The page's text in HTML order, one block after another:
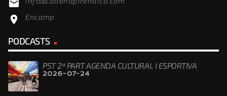
email
location_on Encamp
PODCASTS
PST 2ª PART AGENDA CULTURAL I ESPORTIVA
2026-07-24